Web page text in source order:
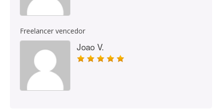
Freelancer vencedor
Joao V.